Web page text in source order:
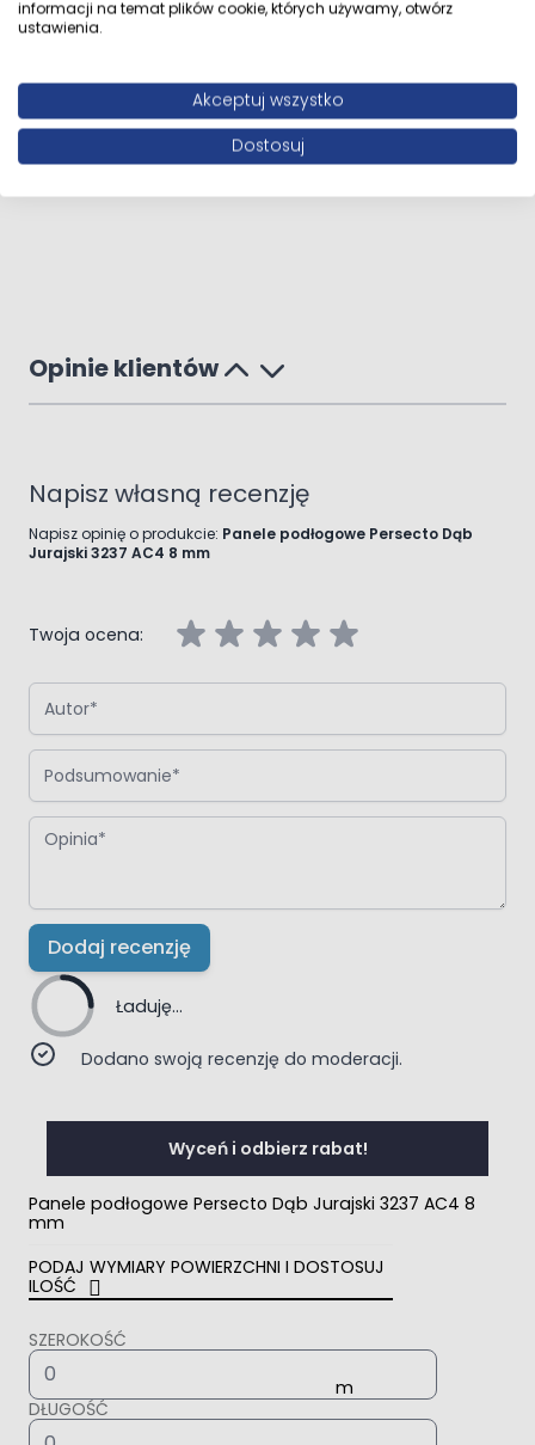
Opinie klientów
Napisz własną recenzję
Napisz opinię o produkcie: Panele podłogowe Persecto Dąb
Jurajski 3237 AC4 8 mm
Twoja ocena:
Autor
Podsumowanie
Opinia
Dodaj recenzję
Ładuję...
Dodano swoją recenzję do moderacji.
Wyceń i odbierz rabat!
Panele podłogowe Persecto Dąb Jurajski 3237 AC4 8
mm
PODAJ WYMIARY POWIERZCHNI I DOSTOSUJ
ILOŚĆ
SZEROKOŚĆ
DŁUGOŚĆ
informacji na temat plików cookie, których używamy, otwórz
ustawienia.
Akceptuj wszystko
Dostosuj